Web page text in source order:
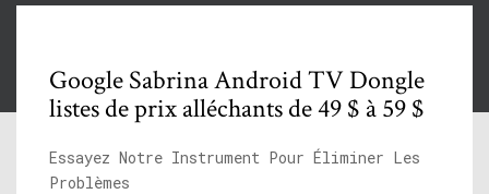
Google Sabrina Android TV Dongle
listes de prix alléchants de 49 $ à 59 $
Essayez Notre Instrument Pour Éliminer Les
Problèmes